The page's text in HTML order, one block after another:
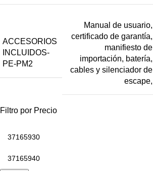
Filtro por Precio
ACCESORIOS
INCLUIDOS-
PE-PM2
Manual de usuario,
certificado de garantía,
manifiesto de
importación, batería,
cables y silenciador de
escape,